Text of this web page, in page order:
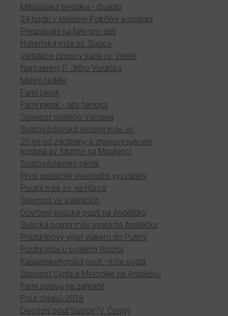
Mikulášská besídka - divadlo
24 hodin v klášteře Pokřtění a poslaní
Přespávání na faře pro děti
Hubertská mše sv. Sušice
Instalace zvonu v kapli sv. Vintíře
Narozeniny P. Jiřího Voráčka
Misijní neděle
Farní piknik
Farní piknik - děti farnosti
Slavnost svatého Václava
Svatováclavská večerní mše sv.
25 let od záchrany a znovuvysvěcení
kostela sv. Mořice na Mouřenci
Svatováclavský piknik
První společné slavnostní vyzvánění
Poutní mše sv. na Hůrce
Slavnost ve Vatěticích
Dovršení sušické pouti na Andělíčku
Sušická poutní mše svatá na Andělíčku
Prázdninový výlet vlakem do Putimi
Poutní mše u svatého Rocha
Kašperskohorská pouť - mše svatá
Slavnost Cyrila a Metoděje na Andělíčku
Farní oslava na zahradě
Pouť chlapů 2018
Diecézní pouť Sušice (V. Černý)